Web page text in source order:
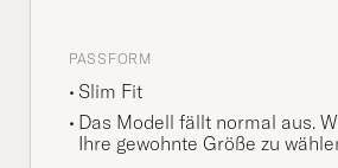
PASSFORM
Slim Fit
Das Modell fällt normal aus.
Ihre gewohnte Größe zu